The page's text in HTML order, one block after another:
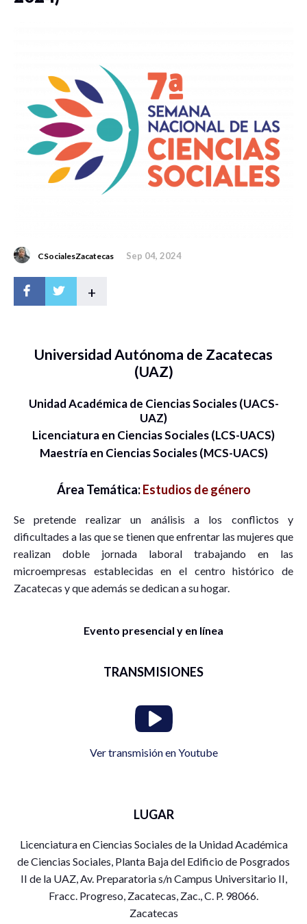
CSocialesZacatecas Sep 04, 2024
+
Universidad Autónoma de Zacatecas
(UAZ)
Unidad Académica de Ciencias Sociales (UACS-
UAZ)
Licenciatura en Ciencias Sociales (LCS-UACS)
Maestría en Ciencias Sociales (MCS-UACS)
Área Temática:Estudios de género
Se pretende realizar un análisis a los conflictos y
dificultades a las que se tienen que enfrentar las mujeres que
realizan doble jornada laboral trabajando en las
microempresas establecidas en el centro histórico de
Zacatecas y que además se dedican a su hogar.
Evento presencial y en línea
TRANSMISIONES
Ver transmisión en Youtube
LUGAR
Licenciatura en Ciencias Sociales de la Unidad Académica
de Ciencias Sociales, Planta Baja del Edificio de Posgrados
II de la UAZ, Av. Preparatoria s/n Campus Universitario II,
Fracc. Progreso, Zacatecas, Zac., C. P. 98066.
Zacatecas